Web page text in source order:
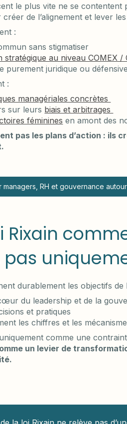
le plus vite ne se contentent
de l’alignement et lever
:
sans stigmatiser
stratégique au niveau COMEX /
purement juridique ou défensive
:
managériales concrètes
sur leurs biais et arbitrages
féminines en amont des
pas les plans d’action : ils
managers, RH et gouvernance
Rixain
pas
durablement les objectifs de
du leadership et de la
et pratiques
les chiffres et les
comme une
un levier de